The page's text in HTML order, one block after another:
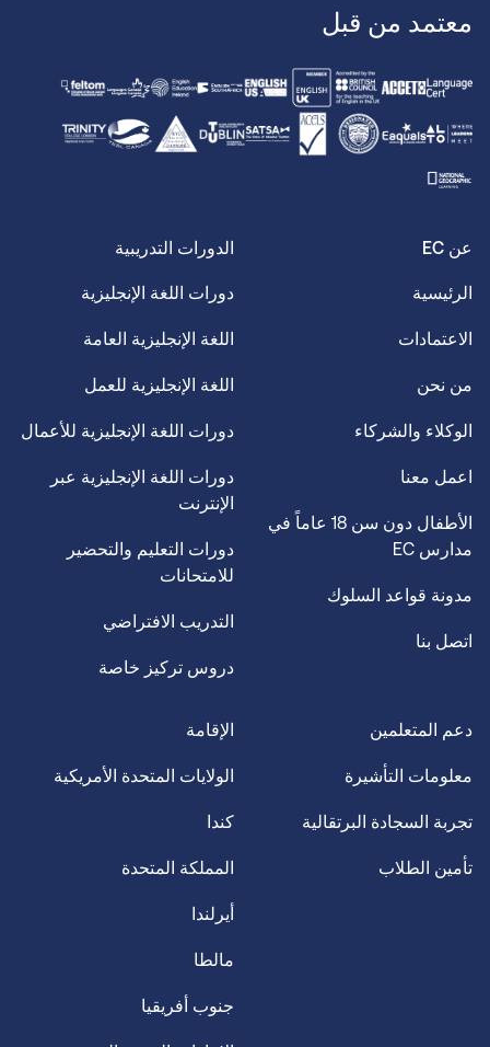
معتمد من قبل
عن EC
الرئيسية
الاعتمادات
من نحن
الوكلاء والشركاء
اعمل معنا
الأطفال دون سن 18 عاماً في
مدارس EC
مدونة قواعد السلوك
اتصل بنا
الدورات التدريبية
دورات اللغة الإنجليزية
اللغة الإنجليزية العامة
اللغة الإنجليزية للعمل
دورات اللغة الإنجليزية للأعمال
دورات اللغة الإنجليزية عبر
الإنترنت
دورات التعليم والتحضير
للامتحانات
التدريب الافتراضي
دروس تركيز خاصة
دعم المتعلمين
معلومات التأشيرة
تجربة السجادة البرتقالية
تأمين الطلاب
الإقامة
الولايات المتحدة الأمريكية
كندا
المملكة المتحدة
أيرلندا
مالطا
جنوب أفريقيا